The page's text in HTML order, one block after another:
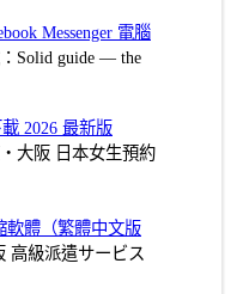
Messenger 電腦
：Solid guide — the
2026 最新版
大阪 日本女生預約
軟體（繁體中文版
高級派遣サービス